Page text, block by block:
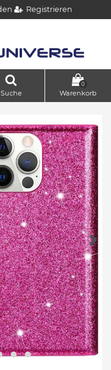
Registrieren
Suche
0
Warenkorb